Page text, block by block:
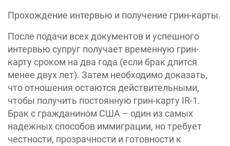
Прохождение интервью и получение грин-карты.
После подачи всех документов и успешного
интервью супруг получает временную грин-
карту сроком на два года (если брак длится
менее двух лет). Затем необходимо доказать,
что отношения остаются действительными,
чтобы получить постоянную грин-карту IR-1.
Брак с гражданином США – один из самых
надежных способов иммиграции, но требует
честности, прозрачности и готовности к